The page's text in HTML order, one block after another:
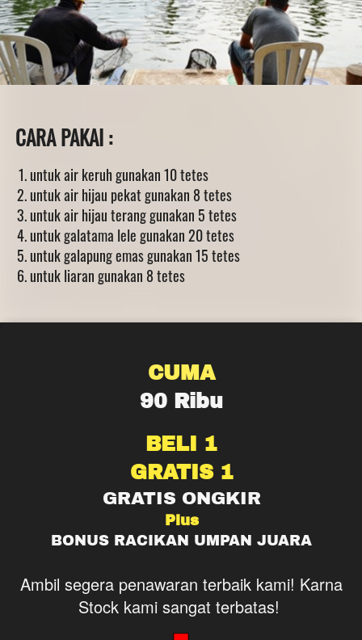
CARA PAKAI :
untuk air keruh gunakan 10 tetes
untuk air hijau pekat gunakan 8 tetes
untuk air hijau terang gunakan 5 tetes
untuk galatama lele gunakan 20 tetes
untuk galapung emas gunakan 15 tetes
untuk liaran gunakan 8 tetes
CUMA
90 Ribu
BELI 1
GRATIS 1
GRATIS ONGKIR
Plus
BONUS RACIKAN UMPAN JUARA
Ambil segera penawaran terbaik kami! Karna
Stock kami sangat terbatas!